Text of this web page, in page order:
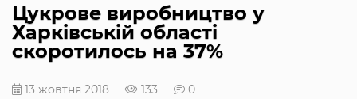
Цукрове виробництво у
Харківській області
скоротилось на 37%
13 жовтня 2018 133 0